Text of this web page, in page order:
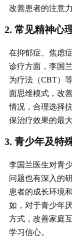
改善患者的注意
2. 常见精神心
在抑郁症、焦虑
诊疗方面，李国
为疗法（CBT）
面思维模式，改
情况，合理选择
保治疗效果的最大
3. 青少年及特
李国兰医生对青
问题也有深入的
患者的成长环境
如，对于青少年
方式，改善家庭
学习信心。